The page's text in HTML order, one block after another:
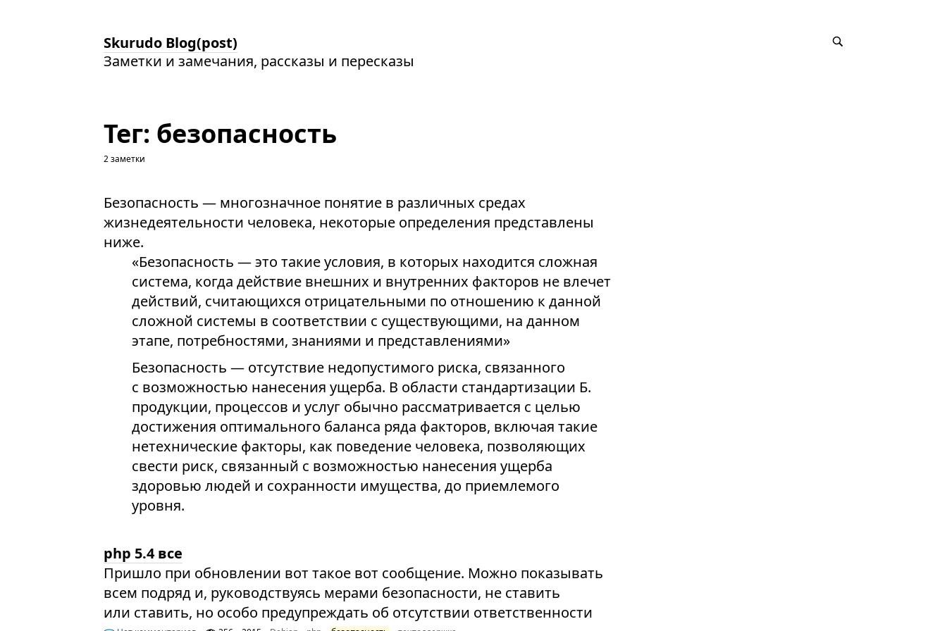
Skurudo Blog(post)
Заметки и замечания, рассказы и пересказы
Тег: безопасность
2 заметки
Безопасность — многозначное понятие в различных средах
жизнедеятельности человека, некоторые определения представлены
ниже.
«Безопасность — это такие условия, в которых находится сложная
система, когда действие внешних и внутренних факторов не влечет
действий, считающихся отрицательными по отношению к данной
сложной системы в соответствии с существующими, на данном
этапе, потребностями, знаниями и представлениями»
Безопасность — отсутствие недопустимого риска, связанного
с возможностью нанесения ущерба. В области стандартизации Б.
продукции, процессов и услуг обычно рассматривается с целью
достижения оптимального баланса ряда факторов, включая такие
нетехнические факторы, как поведение человека, позволяющих
свести риск, связанный с возможностью нанесения ущерба
здоровью людей и сохранности имущества, до приемлемого
уровня.
php 5.4 все
Пришло при обновлении вот такое вот сообщение. Можно показывать
всем подряд и, руководствуясь мерами безопасности, не ставить
или ставить, но особо предупреждать об отсутствии ответственности